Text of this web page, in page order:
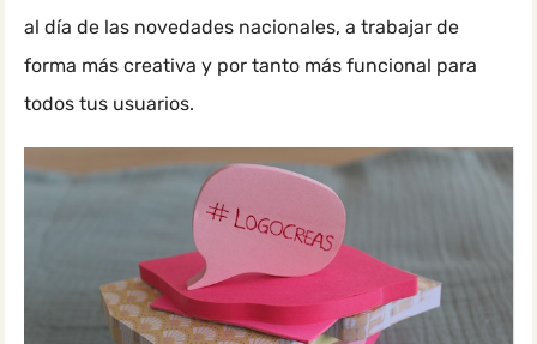
al día de las novedades nacionales, a trabajar de
forma más creativa y por tanto más funcional para
todos tus usuarios.